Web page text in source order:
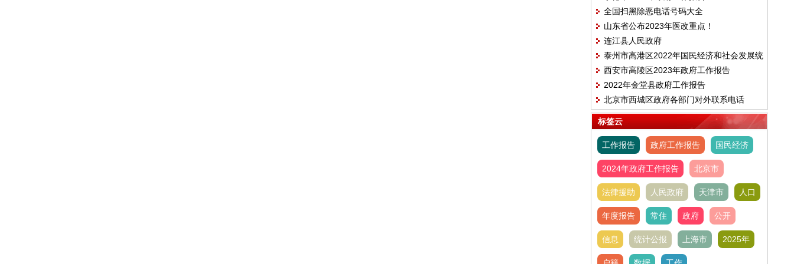
全国扫黑除恶电话号码大全
山东省公布2023年医改重点！
连江县人民政府
泰州市高港区2022年国民经济和社会发展统
计公报
西安市高陵区2023年政府工作报告
2022年金堂县政府工作报告
北京市西城区政府各部门对外联系电话
标签云
工作报告 政府工作报告 国民经济
2024年政府工作报告 北京市
法律援助 人民政府 天津市 人口
年度报告 常住 政府 公开
信息 统计公报 上海市 2025年